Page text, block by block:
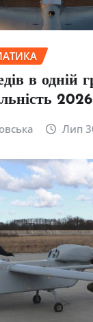
в одній
Лип